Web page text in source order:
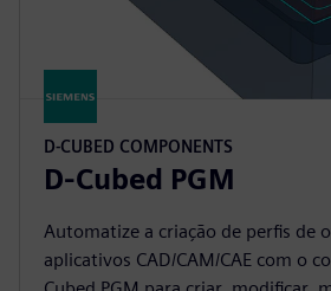
D-CUBED COMPONENTS
D-Cubed PGM
Automatize a criação de perfis de
aplicativos CAD/CAM/CAE com o